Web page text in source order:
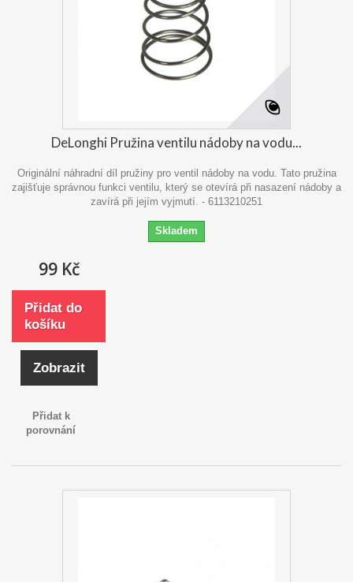
DeLonghi Pružina ventilu nádoby na vodu...
Originální náhradní díl pružiny pro ventil nádoby na vodu. Tato pružina
zajišťuje správnou funkci ventilu, který se otevírá při nasazení nádoby a
zavírá při jejím vyjmutí. - 6113210251
Skladem
99 Kč
Přidat do
košíku
Zobrazit
Přidat k
porovnání